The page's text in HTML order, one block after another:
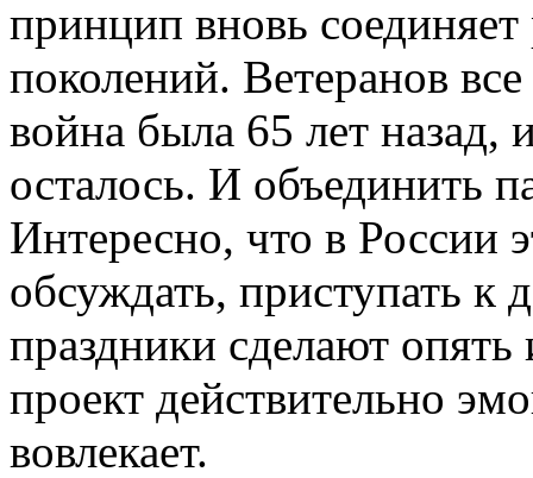
принцип вновь
поколений. Ветеранов
война была 65 лет
осталось. И объединить
Интересно, что в России
обсуждать, приступать к
праздники сделают
проект действительно
вовлекает.